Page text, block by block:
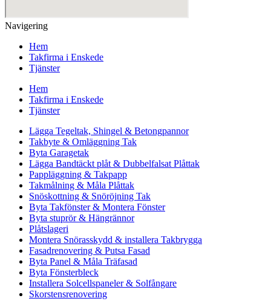
Navigering
Hem
Takfirma i Enskede
Tjänster
Hem
Takfirma i Enskede
Tjänster
Lägga Tegeltak, Shingel & Betongpannor
Takbyte & Omläggning Tak
Byta Garagetak
Lägga Bandtäckt plåt & Dubbelfalsat Plåttak
Pappläggning & Takpapp
Takmålning & Måla Plåttak
Snöskottning & Snöröjning Tak
Byta Takfönster & Montera Fönster
Byta stuprör & Hängrännor
Plåtslageri
Montera Snörasskydd & installera Takbrygga
Fasadrenovering & Putsa Fasad
Byta Panel & Måla Träfasad
Byta Fönsterbleck
Installera Solcellspaneler & Solfångare
Skorstensrenovering